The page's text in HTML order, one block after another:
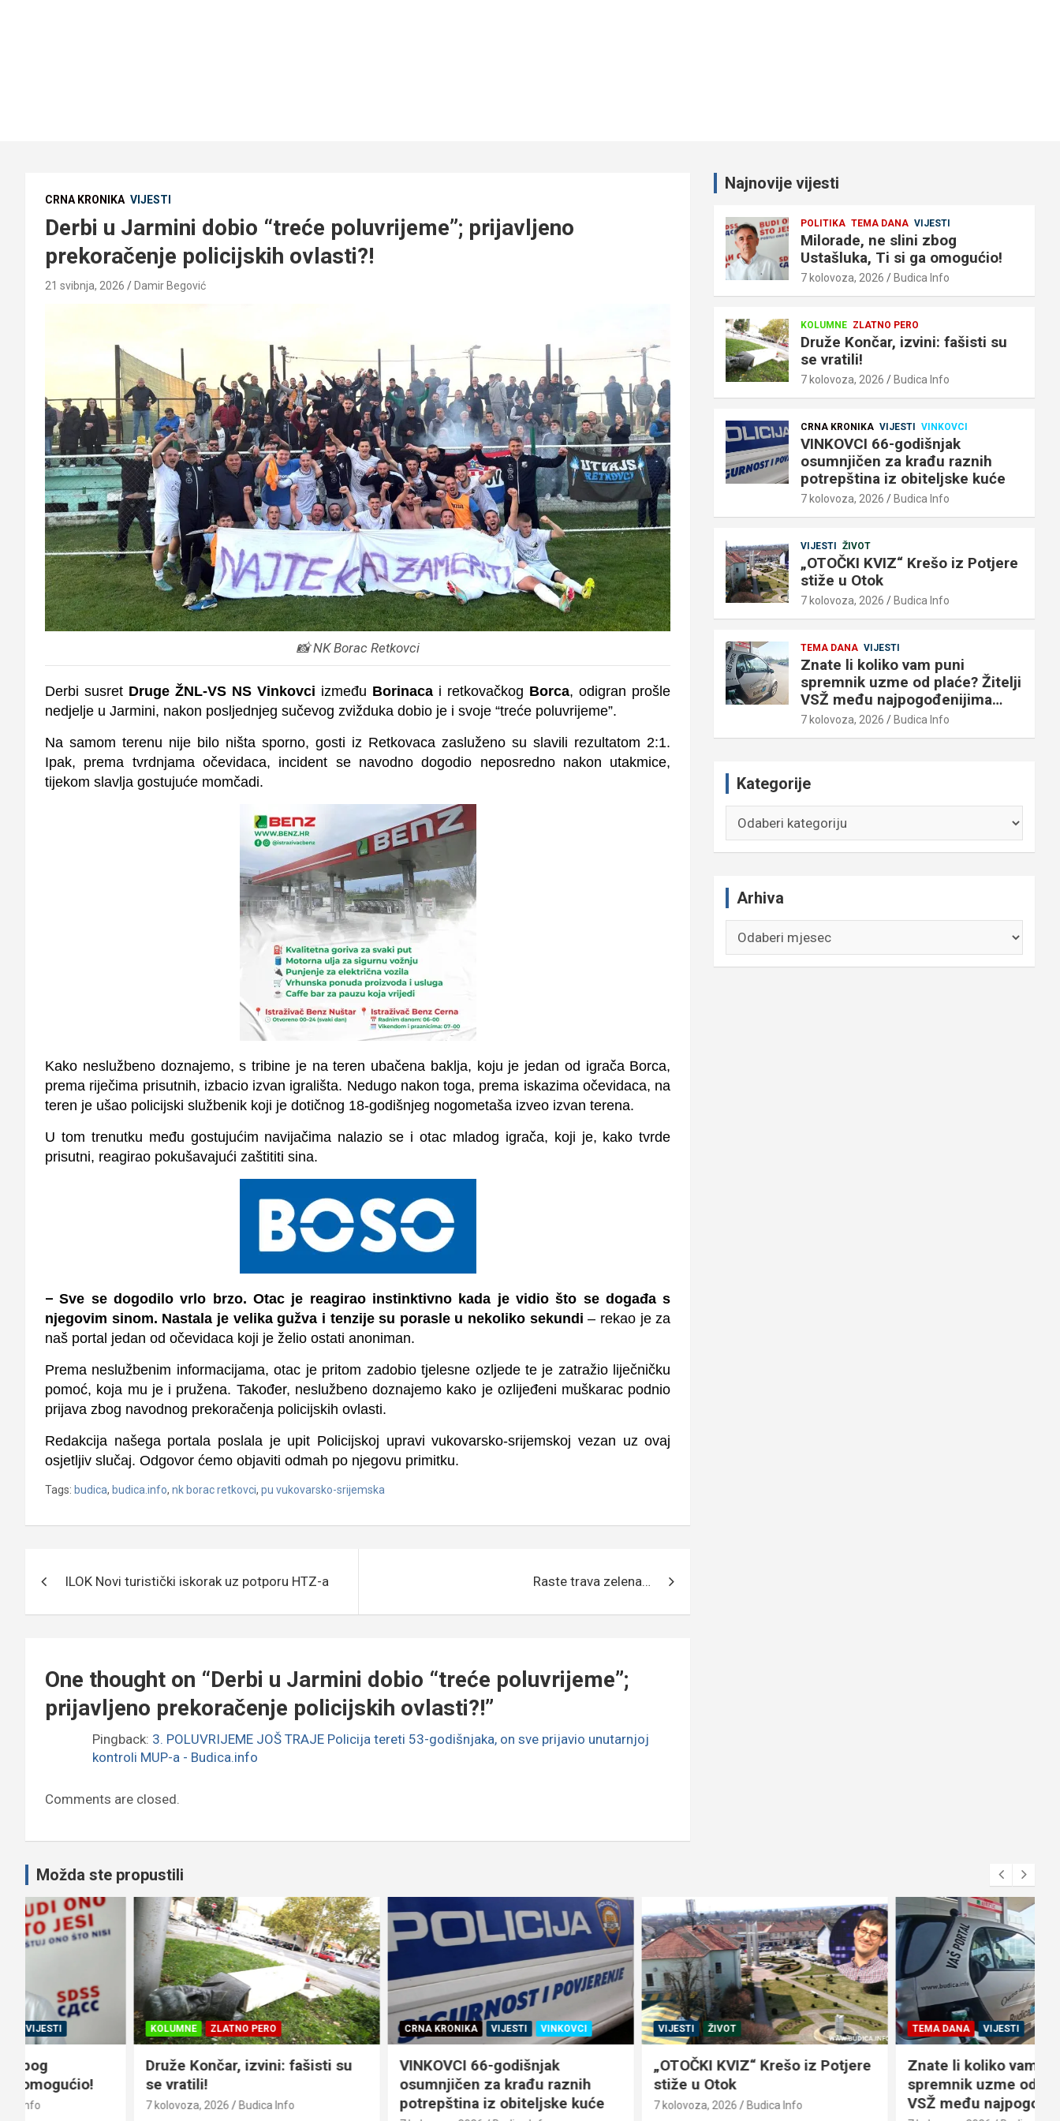
CRNA KRONIKA VIJESTI
Derbi u Jarmini dobio “treće poluvrijeme”; prijavljeno
prekoračenje policijskih ovlasti?!
21 svibnja, 2026 Damir Begović
📸 NK Borac Retkovci
Derbi susret Druge ŽNL-VS NS Vinkovci između Borinaca i retkovačkog Borca, odigran prošle
nedjelje u Jarmini, nakon posljednjeg sučevog zvižduka dobio je i svoje “treće poluvrijeme”.
Na samom terenu nije bilo ništa sporno, gosti iz Retkovaca zasluženo su slavili rezultatom 2:1.
Ipak, prema tvrdnjama očevidaca, incident se navodno dogodio neposredno nakon utakmice,
tijekom slavlja gostujuće momčadi.
Kako neslužbeno doznajemo, s tribine je na teren ubačena baklja, koju je jedan od igrača Borca,
prema riječima prisutnih, izbacio izvan igrališta. Nedugo nakon toga, prema iskazima očevidaca, na
teren je ušao policijski službenik koji je dotičnog 18-godišnjeg nogometaša izveo izvan terena.
U tom trenutku među gostujućim navijačima nalazio se i otac mladog igrača, koji je, kako tvrde
prisutni, reagirao pokušavajući zaštititi sina.
–Sve se dogodilo vrlo brzo. Otac je reagirao instinktivno kada je vidio što se događa s
njegovim sinom. Nastala je velika gužva i tenzije su porasle u nekoliko sekundi – rekao je za
naš portal jedan od očevidaca koji je želio ostati anoniman.
Prema neslužbenim informacijama, otac je pritom zadobio tjelesne ozljede te je zatražio liječničku
pomoć, koja mu je i pružena. Također, neslužbeno doznajemo kako je ozlijeđeni muškarac podnio
prijava zbog navodnog prekoračenja policijskih ovlasti.
Redakcija našega portala poslala je upit Policijskoj upravi vukovarsko-srijemskoj vezan uz ovaj
osjetljiv slučaj. Odgovor ćemo objaviti odmah po njegovu primitku.
Tags: budica, budica.info, nk borac retkovci, pu vukovarsko-srijemska
objava
ILOK Novi turistički iskorak uz potporu HTZ-a Raste trava zelena…
One thought on “Derbi u Jarmini dobio “treće poluvrijeme”;
prijavljeno prekoračenje policijskih ovlasti?!”
Pingback: 3. POLUVRIJEME JOŠ TRAJE Policija tereti 53-godišnjaka, on sve prijavio unutarnjoj
kontroli MUP-a - Budica.info
Comments are closed.
Najnovije vijesti
POLITIKA TEMA DANA VIJESTI
Milorade, ne slini zbog
Ustašluka, Ti si ga omogućio!
7 kolovoza, 2026 Budica Info
KOLUMNE ZLATNO PERO
Druže Končar, izvini: fašisti su
se vratili!
7 kolovoza, 2026 Budica Info
CRNA KRONIKA VIJESTI VINKOVCI
VINKOVCI 66-godišnjak
osumnjičen za krađu raznih
potrepština iz obiteljske kuće
7 kolovoza, 2026 Budica Info
VIJESTI ŽIVOT
„OTOČKI KVIZ“ Krešo iz Potjere
stiže u Otok
7 kolovoza, 2026 Budica Info
TEMA DANA VIJESTI
Znate li koliko vam puni
spremnik uzme od plaće? Žitelji
VSŽ među najpogođenijima…
7 kolovoza, 2026 Budica Info
Kategorije
Arhiva
Možda ste propustili
KOLUMNE ZLATNO PERO
Druže Končar, izvini: fašisti su
se vratili!
7 kolovoza, 2026 Budica Info
CRNA KRONIKA VIJESTI VINKOVCI
VINKOVCI 66-godišnjak
osumnjičen za krađu raznih
potrepština iz obiteljske kuće
VIJESTI ŽIVOT
„OTOČKI KVIZ“ Krešo iz Potjere
stiže u Otok
7 kolovoza, 2026 Budica Info
TEMA DANA VIJESTI
Znate li koliko vam puni
spremnik uzme od plaće? Žitelji
VSŽ među najpogođenijima…